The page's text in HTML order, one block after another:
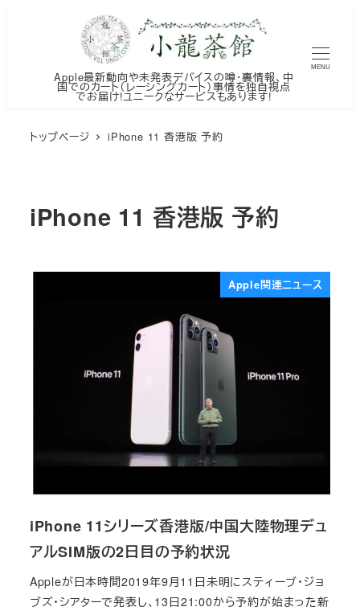
Apple最新動向や未発表デバイスの噂・裏情報、中
国でのカート（レーシングカート）事情を独自視点
でお届け!ユニークなサービスもあります!
MENU
トップページ iPhone 11 香港版 予約
iPhone 11 香港版 予約
Apple関連ニュース
iPhone 11シリーズ香港版/中国大陸物理デュ
アルSIM版の2日目の予約状況
Appleが日本時間2019年9月11日未明にスティーブ・ジョ
ブズ・シアターで発表し、13日21:00から予約が始まった新